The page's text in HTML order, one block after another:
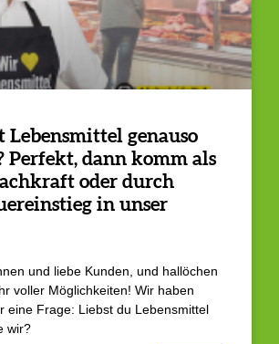
Lebensmittel genauso
Perfekt, dann komm als
oder durch
in unser
und liebe Kunden, und hallöchen
voller Möglichkeiten! Wir haben
eine Frage: Liebst du Lebensmittel
wir?